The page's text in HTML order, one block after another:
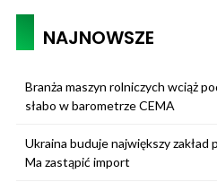
NAJNOWSZE
Branża maszyn rolniczych wciąż
słabo w barometrze CEMA
Ukraina buduje największy
Ma zastąpić import